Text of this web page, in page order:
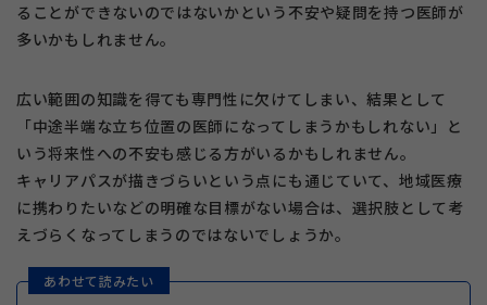
ることができないのではないかという不安や疑問を持つ医師が
多いかもしれません。
広い範囲の知識を得ても専門性に欠けてしまい、結果として
「中途半端な立ち位置の医師になってしまうかもしれない」と
いう将来性への不安も感じる方がいるかもしれません。
キャリアパスが描きづらいという点にも通じていて、地域医療
に携わりたいなどの明確な目標がない場合は、選択肢として考
えづらくなってしまうのではないでしょうか。
あわせて読みたい